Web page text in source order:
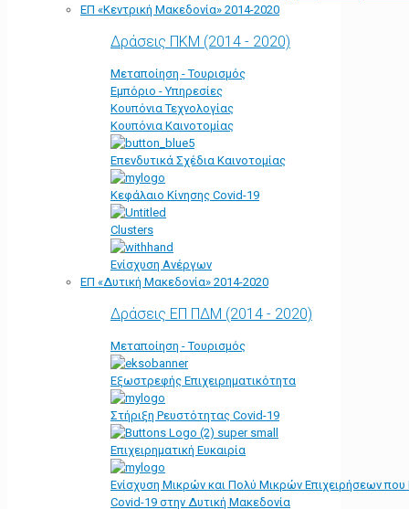
ΕΠ «Kεντρική Μακεδονία» 2014-2020
Δράσεις ΠΚΜ (2014 - 2020)
Μεταποίηση - Τουρισμός
Εμπόριο - Υπηρεσίες
Κουπόνια Τεχνολογίας
Κουπόνια Καινοτομίας
Επενδυτικά Σχέδια Καινοτομίας
Κεφάλαιο Κίνησης Covid-19
Clusters
Ενίσχυση Ανέργων
ΕΠ «Δυτική Μακεδονία» 2014-2020
Δράσεις ΕΠ ΠΔΜ (2014 - 2020)
Μεταποίηση - Τουρισμός
Εξωστρεφής Επιχειρηματικότητα
Στήριξη Ρευστότητας Covid-19
Επιχειρηματική Ευκαιρία
Ενίσχυση Μικρών και Πολύ Μικρών Επιχειρήσεων
Covid-19 στην Δυτική Μακεδονία